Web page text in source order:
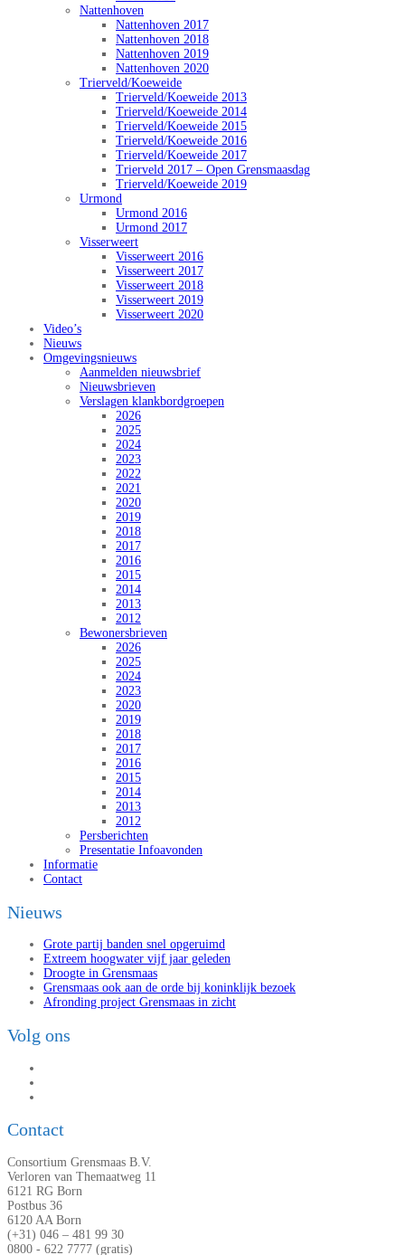
Nattenhoven
Nattenhoven 2017
Nattenhoven 2018
Nattenhoven 2019
Nattenhoven 2020
Trierveld/Koeweide
Trierveld/Koeweide 2013
Trierveld/Koeweide 2014
Trierveld/Koeweide 2015
Trierveld/Koeweide 2016
Trierveld/Koeweide 2017
Trierveld 2017 – Open Grensmaasdag
Trierveld/Koeweide 2019
Urmond
Urmond 2016
Urmond 2017
Visserweert
Visserweert 2016
Visserweert 2017
Visserweert 2018
Visserweert 2019
Visserweert 2020
Video’s
Nieuws
Omgevingsnieuws
Aanmelden nieuwsbrief
Nieuwsbrieven
Verslagen klankbordgroepen
2026
2025
2024
2023
2022
2021
2020
2019
2018
2017
2016
2015
2014
2013
2012
Bewonersbrieven
2026
2025
2024
2023
2020
2019
2018
2017
2016
2015
2014
2013
2012
Persberichten
Presentatie Infoavonden
Informatie
Contact
Nieuws
Grote partij banden snel opgeruimd
Extreem hoogwater vijf jaar geleden
Droogte in Grensmaas
Grensmaas ook aan de orde bij koninklijk bezoek
Afronding project Grensmaas in zicht
Volg ons
Contact
Consortium Grensmaas B.V.
Verloren van Themaatweg 11
6121 RG Born
Postbus 36
6120 AA Born
(+31) 046 – 481 99 30
0800 - 622 7777 (gratis)